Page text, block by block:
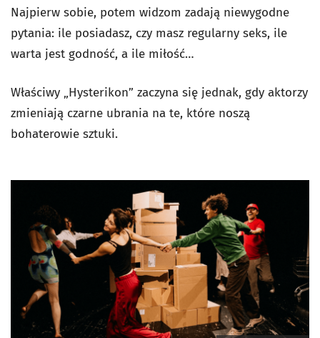
Najpierw sobie, potem widzom zadają niewygodne
pytania: ile posiadasz, czy masz regularny seks, ile
warta jest godność, a ile miłość…
Właściwy „Hysterikon” zaczyna się jednak, gdy aktorzy
zmieniają czarne ubrania na te, które noszą
bohaterowie sztuki.